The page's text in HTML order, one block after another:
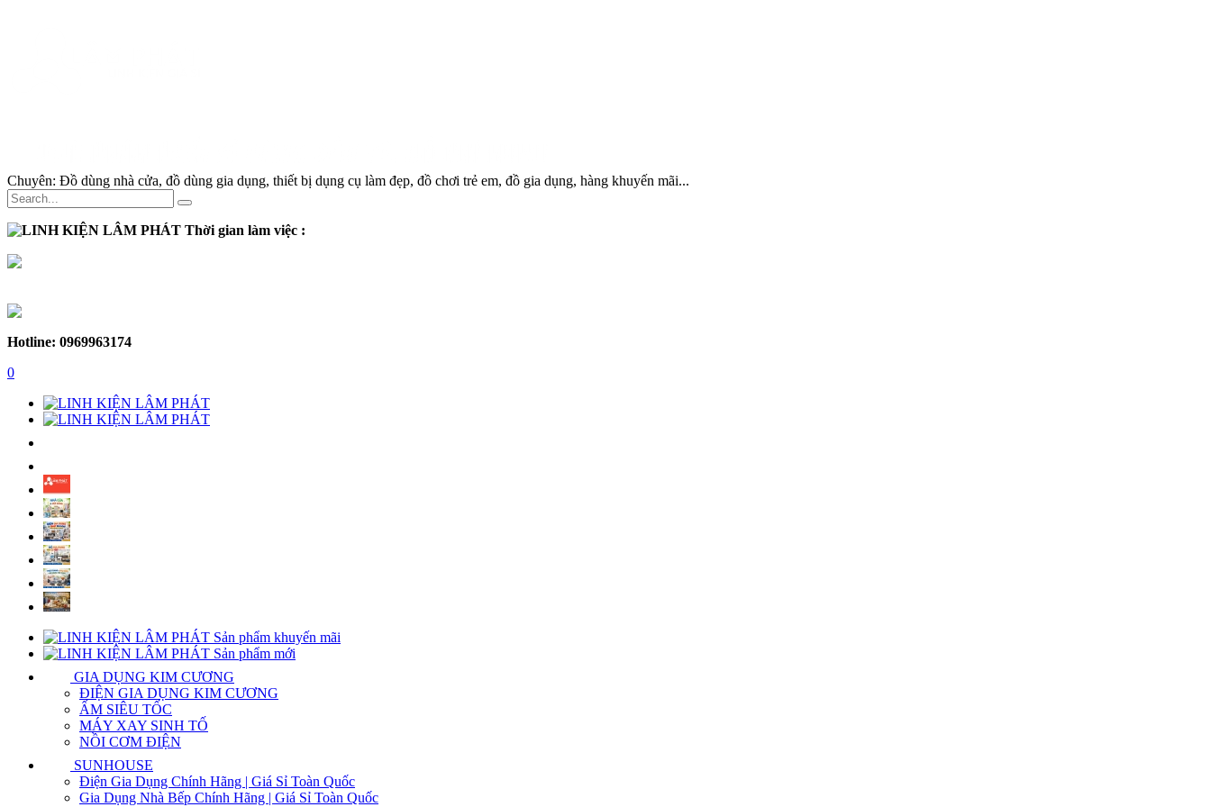
Chuyên: Đồ dùng nhà cửa, đồ dùng gia dụng, thiết bị dụng cụ làm đẹp, đồ chơi trẻ em, đồ gia dụng, hàng khuyến mãi...
Thời gian làm việc :
Hotline: 0969963174
0
Sản phẩm khuyến mãi
Sản phẩm mới
GIA DỤNG KIM CƯƠNG
ĐIỆN GIA DỤNG KIM CƯƠNG
ẤM SIÊU TỐC
MÁY XAY SINH TỐ
NỒI CƠM ĐIỆN
SUNHOUSE
Điện Gia Dụng Chính Hãng | Giá Sỉ Toàn Quốc
Gia Dụng Nhà Bếp Chính Hãng | Giá Sỉ Toàn Quốc